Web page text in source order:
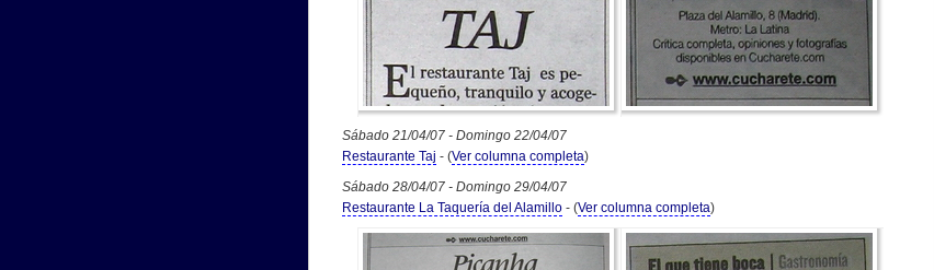
Sábado 21/04/07 - Domingo 22/04/07
Restaurante Taj - (Ver columna completa)
Sábado 28/04/07 - Domingo 29/04/07
Restaurante La Taquería del Alamillo - (Ver columna completa)